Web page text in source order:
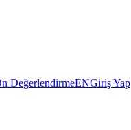
DeğerlendirmeENGiriş Yap